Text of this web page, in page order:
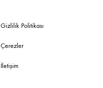
Gizlilik Politikası
Çerezler
İletişim